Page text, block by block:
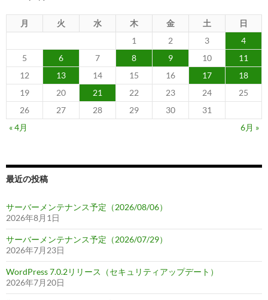
月 火 水 木 金 土
日
1
2 3
4
5
6 7 8 9 10
11
12
13 14 15 16 17
18
19
20 21 22 23 24
25
26
27 28 29 30
31
« 4月
6月 »
最近の投稿
サーバーメンテナンス予定（2026/08/06）
2026年8月1日
サーバーメンテナンス予定（2026/07/29）
2026年7月23日
WordPress 7.0.2リリース（セキュリティアップデート）
2026年7月20日